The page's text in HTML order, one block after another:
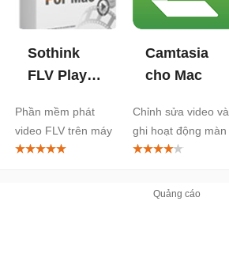
Sothink
FLV Player
Phần mềm phát
video FLV trên máy
Mac
Camtasia
cho Mac
Chỉnh sửa video và
ghi hoạt động màn
hình